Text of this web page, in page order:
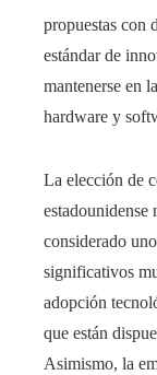
propuestas con
estándar de
mantenerse en
hardware y
La elección de
estadounidense
considerado
significativos
adopción
que están
Asimismo, la